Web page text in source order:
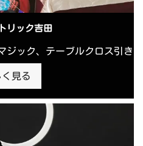
リック吉田
ジック、テーブルクロス引き
見る